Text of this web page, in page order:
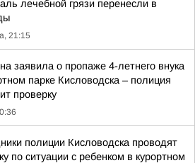
лечебной грязи перенесли в
21:15
заявила о пропаже 4-летнего внука
парке Кисловодска – полиция
проверку
полиции Кисловодска проводят
по ситуации с ребенком в курортном